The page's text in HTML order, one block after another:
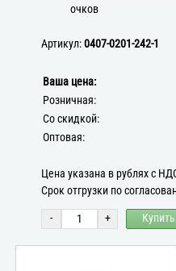
очков
Артикул:0407-0201-242-1
Ваша цена:
Розничная:
Со скидкой:
Оптовая:
Цена указана в рублях с
Срок отгрузки по
- + Купить